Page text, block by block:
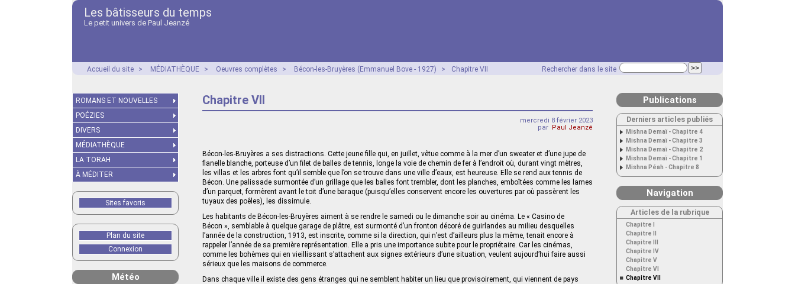
Les bâtisseurs du temps
Le petit univers de Paul Jeanzé
Rechercher dans le site
Accueil du site > MÉDIATHÈQUE > Oeuvres complètes > Bécon-les-Bruyères (Emmanuel Bove - 1927) > Chapitre VII
Chapitre VII
mercredi 8 février 2023
par Paul Jeanzé
Bécon-les-Bruyères a ses distractions. Cette jeune fille qui, en juillet, vêtue comme à la mer d’un sweater et d’une jupe de
flanelle blanche, porteuse d’un filet de balles de tennis, longe la voie de chemin de fer à l’endroit où, durant vingt mètres,
les villas et les arbres font qu’il semble que l’on se trouve dans une ville d’eaux, est heureuse. Elle se rend aux tennis de
Bécon. Une palissade surmontée d’un grillage que les balles font trembler, dont les planches, emboîtées comme les lames
d’un parquet, formèrent avant le toit d’une baraque (puisqu’elles conservent encore les ouvertures par où passèrent les
tuyaux des poêles), les dissimule.
Les habitants de Bécon-les-Bruyères aiment à se rendre le samedi ou le dimanche soir au cinéma. Le « Casino de
Bécon », semblable à quelque garage de plâtre, est surmonté d’un fronton décoré de guirlandes au milieu desquelles
l’année de la construction, 1913, est inscrite, comme si la direction, qui n’est d’ailleurs plus la même, tenait encore à
rappeler l’année de sa première représentation. Elle a pris une importance subite pour le propriétaire. Car les cinémas,
comme les bohèmes qui en vieillissant s’attachent aux signes extérieurs d’une situation, veulent aujourd’hui faire aussi
sérieux que les maisons de commerce.
Dans chaque ville il existe des gens étranges qui ne semblent habiter un lieu que provisoirement, qui viennent de pays
ROMANS ET NOUVELLES
POÉZIES
DIVERS
MÉDIATHÈQUE
LA TORAH
À MÉDITER
Sites favoris
Plan du site
Connexion
Météo
Publications
Derniers articles publiés
Mishna Demaï - Chapitre 4
Mishna Demaï - Chapitre 3
Mishna Demaï - Chapitre 2
Mishna Demaï - Chapitre 1
Mishna Péah - Chapitre 8
Navigation
Articles de la rubrique
Chapitre I
Chapitre II
Chapitre III
Chapitre IV
Chapitre V
Chapitre VI
Chapitre VII